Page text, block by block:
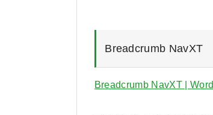
Breadcrumb NavXT
Breadcrumb NavXT |